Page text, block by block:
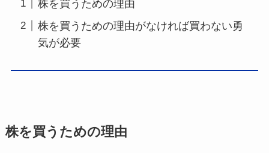
株を買うための理由
株を買うための理由がなければ買わない勇
気が必要
株を買うための理由